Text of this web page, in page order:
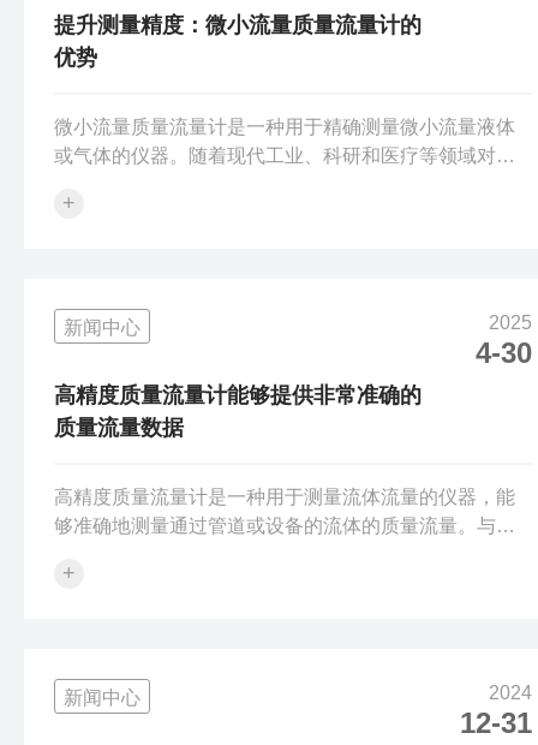
求。2.被测介质覆盖：可适配半导体行业常用...
提升测量精度：微小流量质量流量计的
优势
微小流量质量流量计是一种用于精确测量微小流量液体
或气体的仪器。随着现代工业、科研和医疗等领域对流
技术逐渐成为关键技术之一。科里奥利型流量计利用流
点：1.高精度：可达到±0.1%~±0.2%的测量精度。2.宽测
量范围：适用于低至微升每分钟的流量测量。3.不受流体
性...
+
新闻中心 2025
4-30
高精度质量流量计能够提供非常准确的
质量流量数据
高精度质量流量计是一种用于测量流体流量的仪器，能
够准确地测量通过管道或设备的流体的质量流量。与传
质量流量，而无需对流体的密度、温度或压力进行补
和流量控制的场合。高精度质量流量计的特点：1.高精
度：通过精密的传感器和测量技术，能够提供非常准确
+
新闻中心 2024
12-31